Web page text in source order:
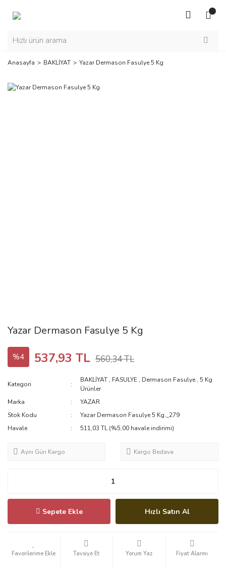
Anasayfa BAKLİYAT Yazar Dermason Fasulye 5 Kg
Yazar Dermason Fasulye 5 Kg
%4 537,93 TL 560,34 TL
Kategori
BAKLİYAT , FASULYE , Dermason Fasulye ,5 Kg
Ürünler
Marka
YAZAR
Stok Kodu
Yazar Dermason Fasulye 5 Kg._279
Havale
511,03 TL (%5,00 havale indirimi)
Aynı Gün Kargo Kargo Bedava
Sepete Ekle Hızlı Satın Al
Tavsiye Et Yorum Yaz Fiyat Alarmı